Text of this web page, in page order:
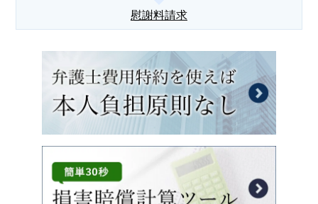
慰謝料請求